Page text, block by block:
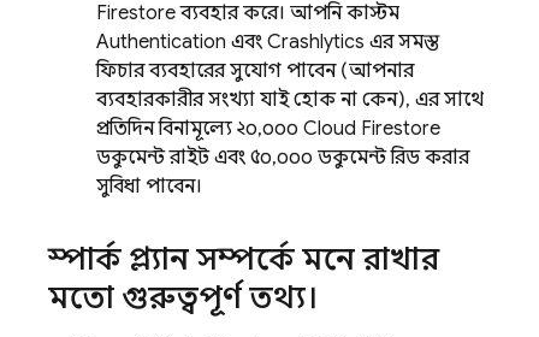
Firestoreব্যবহার করে। আপনি কাস্টম
Authentication এবং Crashlytics এর সমস্ত
ফিচার ব্যবহারের সুযোগ পাবেন (আপনার
ব্যবহারকারীর সংখ্যা যাই হোক না কেন), এর সাথে
প্রতিদিন বিনামূল্যে ২০,০০০ Cloud Firestore
ডকুমেন্ট রাইট এবং ৫০,০০০ ডকুমেন্ট রিড করার
সুবিধা পাবেন।
স্পার্ক প্ল্যান সম্পর্কে মনে রাখার
মতো গুরুত্বপূর্ণ তথ্য।